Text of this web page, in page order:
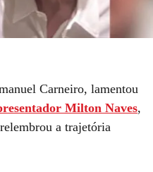
Carneiro, lamentou
Milton Naves,
a trajetória